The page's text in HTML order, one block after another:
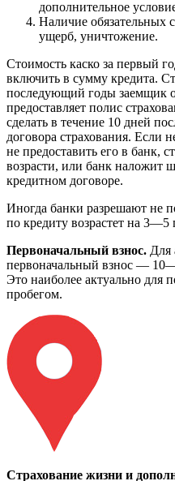
дополнительное
Наличие обязательных
ущерб, уничтожение.
Стоимость каско за первый
включить в сумму кредита.
последующий годы заемщик
предоставляет полис
сделать в течение 10 дней
договора страхования. Если
не предоставить его в банк,
возрасти, или банк наложит
кредитном договоре.
Иногда банки разрешают не
по кредиту возрастет на
Первоначальный взнос. Для
первоначальный взнос —
Это наиболее актуально для
пробегом.
Страхование жизни и